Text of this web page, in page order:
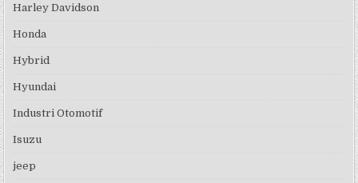
Harley Davidson
Honda
Hybrid
Hyundai
Industri Otomotif
Isuzu
jeep